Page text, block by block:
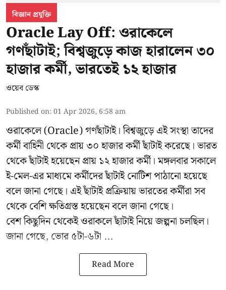
বিজ্ঞান প্রযুক্তি
Oracle Lay Off: ওরাকেলে
গণছাঁটাই; বিশ্বজুড়ে কাজ হারালেন ৩০
হাজার কর্মী, ভারতেই ১২ হাজার
ওয়েব ডেস্ক
Published on:01 Apr 2026, 6:58 am
ওরাকেলে (Oracle) গণছাঁটাই। বিশ্বজুড়ে এই সংস্থা তাদের
কর্মী বাহিনী থেকে প্রায় ৩০ হাজার কর্মী ছাঁটাই করেছে। ভারত
থেকে ছাঁটাই হয়েছেন প্রায় ১২ হাজার কর্মী। মঙ্গলবার সকালে
ই-মেল-এর মাধ্যমে কর্মীদের ছাঁটাই নোটিশ পাঠানো হয়েছে
বলে জানা গেছে। এই ছাঁটাই প্রক্রিয়ায় ভারতের কর্মীরা সব
থেকে বেশি ক্ষতিগ্রস্ত হয়েছেন বলে জানা গেছে।
বেশ কিছুদিন থেকেই ওরাকলে ছাঁটাই নিয়ে জল্পনা চলছিল।
জানা গেছে, ভোর ৫টা-৬টা ...
Read More